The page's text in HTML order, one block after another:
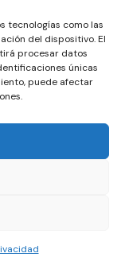
tecnologías como las
del dispositivo. El
procesar datos
únicas
puede afectar